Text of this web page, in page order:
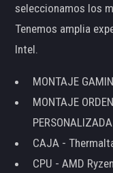
seleccionamos los
Tenemos amplia
Intel.
MONTAJE
MONTAJE
PERSONALIZADA
CAJA -
CPU - AMD